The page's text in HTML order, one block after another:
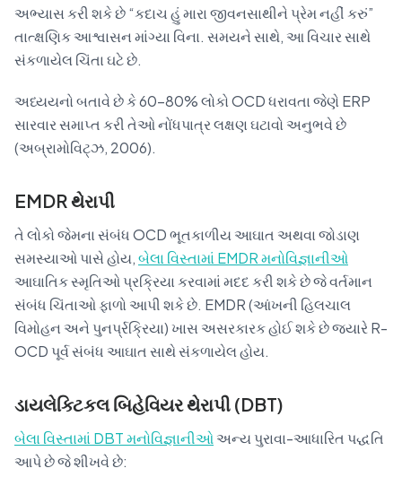
અભ્યાસ કરી શકે છે “કદાચ હું મારા જીવનસાથીને પ્રેમ નહીં કરું”
તાત્ક્ષણિક આશ્વાસન માંગ્યા વિના. સમયને સાથે, આ વિચાર સાથે
સંકળાયેલ ચિંતા ઘટે છે.
અધ્યયનો બતાવે છે કે 60-80% લોકો OCD ધરાવતા જેણે ERP
સારવાર સમાપ્ત કરી તેઓ નોંધપાત્ર લક્ષણ ઘટાવો અનુભવે છે
(અબ્રામોવિટ્ઝ, 2006).
EMDR થેરાપી
તે લોકો જેમના સંબંધ OCD ભૂતકાળીય આઘાત અથવા જોડાણ
સમસ્યાઓ પાસે હોય,બેલા વિસ્તામાં EMDR મનોવિજ્ઞાનીઓ
આઘાતિક સ્મૃતિઓ પ્રક્રિયા કરવામાં મદદ કરી શકે છે જે વર્તમાન
સંબંધ ચિંતાઓ ફાળો આપી શકે છે. EMDR (આંખની હિલચાલ
વિમોહન અને પુનર્પ્રક્રિયા) ખાસ અસરકારક હોઈ શકે છે જ્યારે R-
OCD પૂર્વ સંબંધ આઘાત સાથે સંકળાયેલ હોય.
ડાયલેક્ટિકલ બિહેવિયર થેરાપી (DBT)
બેલા વિસ્તામાં DBT મનોવિજ્ઞાનીઓઅન્ય પુરાવા-આધારિત પદ્ધતિ
આપે છે જે શીખવે છે: